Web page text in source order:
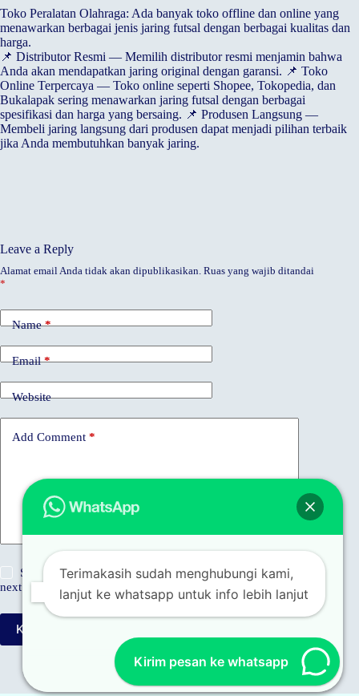
Toko Peralatan Olahraga: Ada banyak toko offline dan online yang
menawarkan berbagai jenis jaring futsal dengan berbagai kualitas dan
harga.
📌 Distributor Resmi — Memilih distributor resmi menjamin bahwa
Anda akan mendapatkan jaring original dengan garansi. 📌 Toko
Online Terpercaya — Toko online seperti Shopee, Tokopedia, dan
Bukalapak sering menawarkan jaring futsal dengan berbagai
spesifikasi dan harga yang bersaing. 📌 Produsen Langsung —
Membeli jaring langsung dari produsen dapat menjadi pilihan terbaik
jika Anda membutuhkan banyak jaring.
Leave a Reply
Alamat email Anda tidak akan dipublikasikan. Ruas yang wajib ditandai
*
Name*
Email*
Website
Add Comment *
Save my name, email and website in this browser for the
next time I comment.
Kirim Komentar
Terimakasih sudah menghubungi kami,
lanjut ke whatsapp untuk info lebih lanjut
Kirim pesan ke whatsapp